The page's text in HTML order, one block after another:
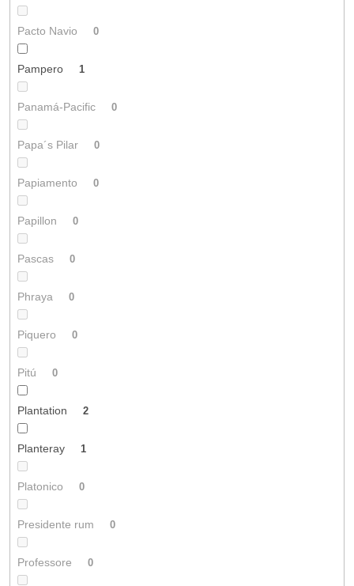
Pacto Navio 0
Pampero 1
Panamá-Pacific 0
Papa´s Pilar 0
Papiamento 0
Papillon 0
Pascas 0
Phraya 0
Piquero 0
Pitú 0
Plantation 2
Planteray 1
Platonico 0
Presidente rum 0
Professore 0